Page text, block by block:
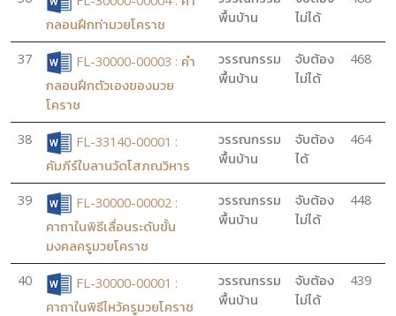
กลอนฝึกท่ามวยโคราช
พื้นบ้าน
ไม่ได้
37
FL-30000-00003 : คำ
กลอนฝึกตัวเองของมวย
โคราช
วรรณกรรม
พื้นบ้าน
จับต้อง
ไม่ได้
468
38
FL-33140-00001 :
คัมภีร์ใบลานวัดโสภณวิหาร
วรรณกรรม
พื้นบ้าน
จับต้อง
ได้
464
39
FL-30000-00002 :
คาถาในพิธีเลื่อนระดับขั้น
มงคลครูมวยโคราช
วรรณกรรม
พื้นบ้าน
จับต้อง
ไม่ได้
448
40
FL-30000-00001 :
คาถาในพิธีไหว้ครูมวยโคราช
วรรณกรรม
พื้นบ้าน
จับต้อง
ไม่ได้
439